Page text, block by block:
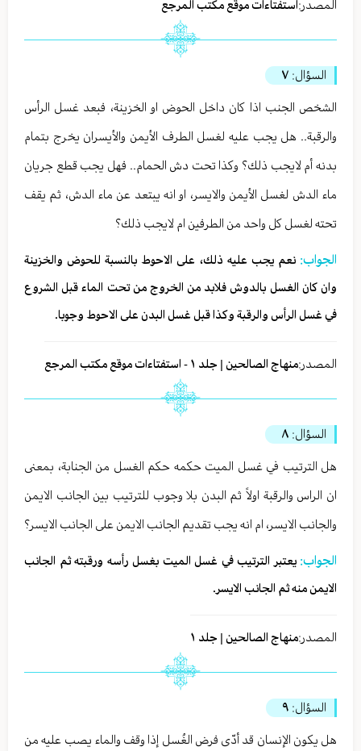
المصدر:استفتاءات موقع مكتب المرجع
السؤال: ٧
الشخص الجنب اذا كان داخل الحوض او الخزينة، فبعد غسل الرأس
والرقبة.. هل يجب عليه لغسل الطرف الأيمن والأيسران يخرج بتمام
بدنه أم لايجب ذلك؟ وكذا تحت دش الحمام.. فهل يجب قطع جريان
ماء الدش لغسل الأيمن والايسر، او انه يبتعد عن ماء الدش، ثم يقف
تحته لغسل كل واحد من الطرفين ام لايجب ذلك؟
الجواب:نعم يجب عليه ذلك، على الاحوط بالنسبة للحوض والخزينة
وان كان الغسل بالدوش فلابد من الخروج من تحت الماء قبل الشروع
في غسل الرأس والرقبة وكذا قبل غسل البدن على الاحوط وجوبا.
المصدر:منهاج الصالحين | جلد ١ - استفتاءات موقع مكتب المرجع
السؤال: ٨
هل الترتيب في غسل الميت حكمه حكم الغسل من الجنابة، بمعنى
ان الراس والرقبة اولاً ثم البدن بلا وجوب للترتيب بين الجانب الايمن
والجانب الايسر، ام انه يجب تقديم الجانب الايمن على الجانب الايسر؟
الجواب:يعتبر الترتيب في غسل الميت بغسل رأسه ورقبته ثم الجانب
الايمن منه ثم الجانب الايسر.
المصدر:منهاج الصالحين | جلد ١
السؤال: ٩
هل يكون الإنسان قد أدّى فرض الغُسل إذا وقف والماء يصب عليه من